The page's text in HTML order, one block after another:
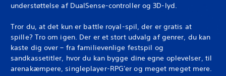
understøttelse af DualSense-controller og 3D-lyd.
Tror du, at det kun er battle royal-spil, der er gratis at
spille? Tro om igen. Der er et stort udvalg af genrer, du kan
kaste dig over – fra familievenlige festspil og
sandkassetitler, hvor du kan bygge dine egne oplevelser, til
arenakæmpere, singleplayer-RPG'er og meget meget mere.